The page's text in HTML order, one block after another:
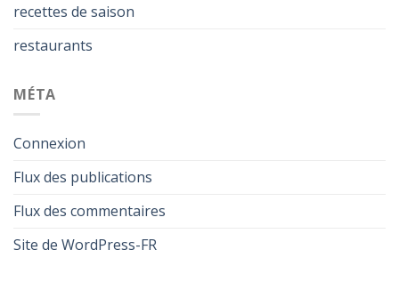
recettes de saison
restaurants
MÉTA
Connexion
Flux des publications
Flux des commentaires
Site de WordPress-FR